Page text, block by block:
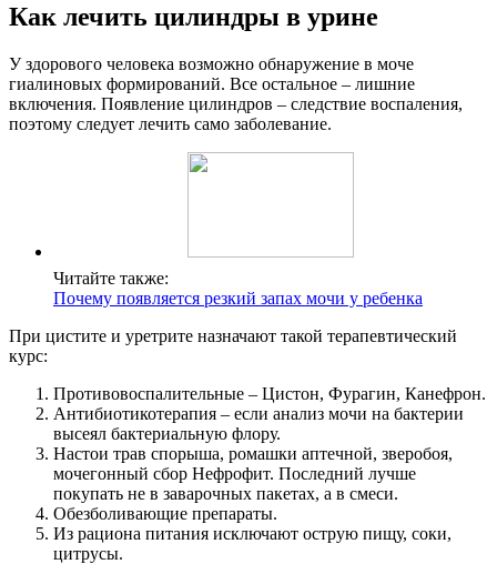
Как лечить цилиндры в урине
У здорового человека возможно обнаружение в моче
гиалиновых формирований. Все остальное – лишние
включения. Появление цилиндров – следствие воспаления,
поэтому следует лечить само заболевание.
Читайте также:
Почему появляется резкий запах мочи у ребенка
При цистите и уретрите назначают такой терапевтический
курс:
Противовоспалительные – Цистон, Фурагин, Канефрон.
Антибиотикотерапия – если анализ мочи на бактерии
высеял бактериальную флору.
Настои трав спорыша, ромашки аптечной, зверобоя,
мочегонный сбор Нефрофит. Последний лучше
покупать не в заварочных пакетах, а в смеси.
Обезболивающие препараты.
Из рациона питания исключают острую пищу, соки,
цитрусы.